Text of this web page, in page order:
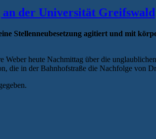
der Universität Greifswald
Stellenneubesetzung agitiert und mit
heute Nachmittag über die
die in der Bahnhofstraße die Nachfolge von